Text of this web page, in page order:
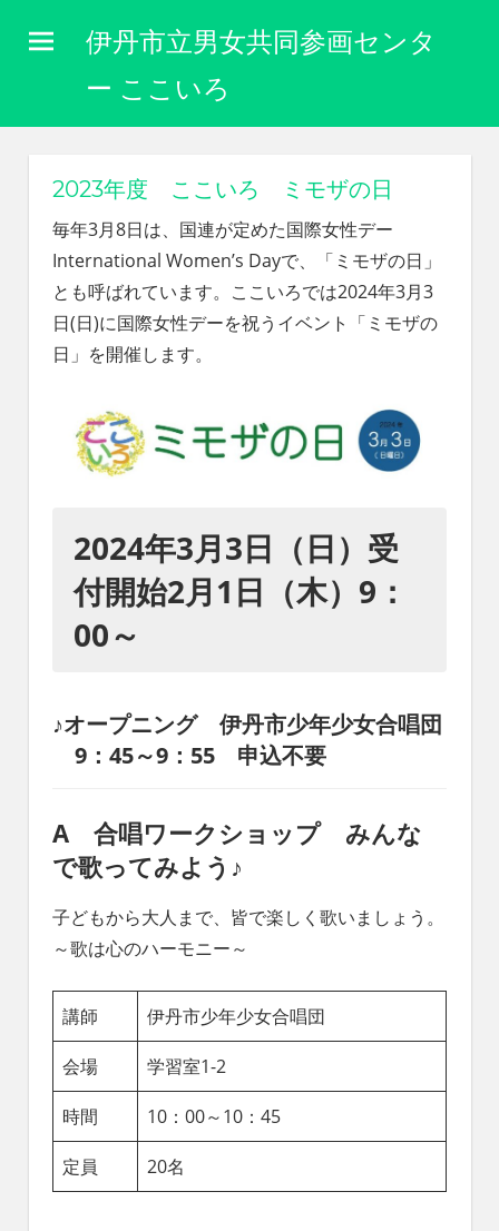
伊丹市立男女共同参画センタ
ー ここいろ
関
わ
り
な
く
自
ら
く
生
き
る
社
会
を、
次
引
き
豊
か
な
ち
へ
2023年度 ここいろ ミモザの日
毎年3月8日は、国連が定めた国際女性デー
International Women’s Dayで、「ミモザの日」
とも呼ばれています。ここいろでは2024年3月3
日(日)に国際女性デーを祝うイベント「ミモザの
日」を開催します。
2024年3月3日（日）受
付開始2月1日（木）9：
00～
♪オープニング 伊丹市少年少女合唱団
9：45～9：55 申込不要
A 合唱ワークショップ みんな
で歌ってみよう♪
子どもから大人まで、皆で楽しく歌いましょう。
～歌は心のハーモニー～
講師 伊丹市少年少女合唱団
会場 学習室1-2
時間 10：00～10：45
定員 20名